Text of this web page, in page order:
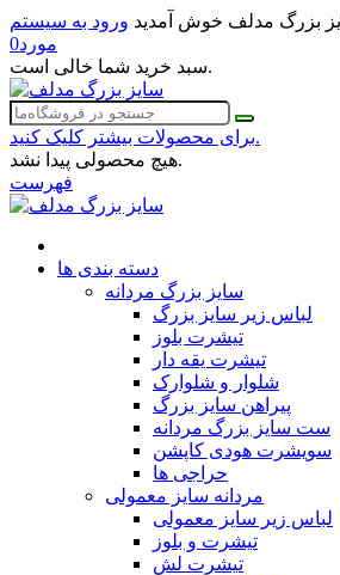
بزرگ مدلف خوش آمدید ورود به سیستم
0مورد
سبد خرید شما خالی است.
برای محصولات بیشتر کلیک کنید.
هیچ محصولی پیدا نشد.
فهرست
دسته بندی ها
سایز بزرگ مردانه
لباس زیر سایز بزرگ
تیشرت بلوز
تیشرت یقه دار
شلوار و شلوارک
پیراهن سایز بزرگ
ست سایز بزرگ مردانه
سویشرت هودی کاپشن
حراجی ها
مردانه سایز معمولی
لباس زیر سایز معمولی
تیشرت و بلوز
تیشرت لش